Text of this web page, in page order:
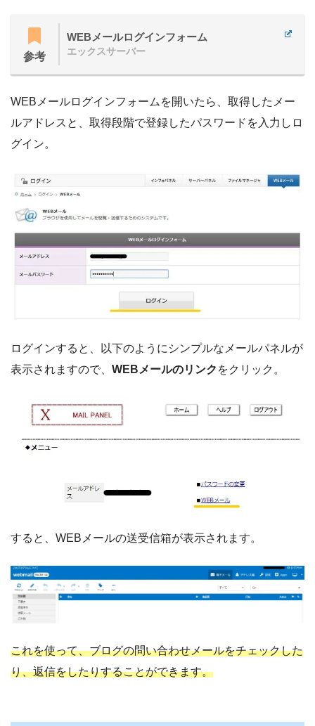
参考
WEBメールログインフォーム
エックスサーバー
WEBメールログインフォームを開いたら、取得したメー
ルアドレスと、取得段階で登録したパスワードを入力しロ
グイン。
ログインすると、以下のようにシンプルなメールパネルが
表示されますので、 WEBメールのリンク をクリック。
すると、WEBメールの送受信箱が表示されます。
これを使って、ブログの問い合わせメールをチェックした
り、返信をしたりすることができます。